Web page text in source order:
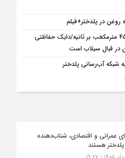
در پلدختر+فیلم
افزایش دبی کشکان به ۴۵۰ مترمکعب بر ثانیه/دایک حفاظتی
در قبال سیلاب است
عمرانی و اقتصادی، شتاب‌دهنده
هستند